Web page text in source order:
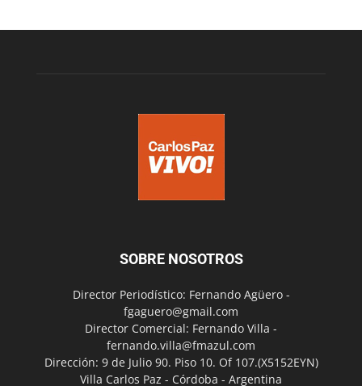
SOBRE NOSOTROS
Director Periodístico: Fernando Agüero -
fgaguero@gmail.com
Director Comercial: Fernando Villa -
fernando.villa@fmazul.com
Dirección: 9 de Julio 90. Piso 10. Of 107.(X5152EYN)
Villa Carlos Paz - Córdoba - Argentina